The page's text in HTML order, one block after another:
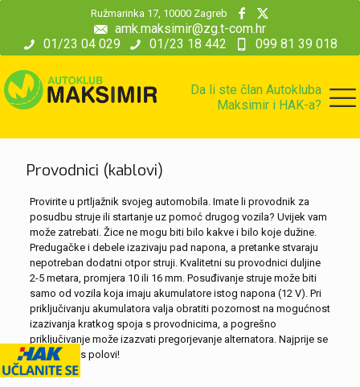
01/23 04 029 01/23 18 442 099 81 39 018
amk.maksimir@zg.t-com.hr
Ružmarinka 17, 10000 Zagreb
Da li ste član Autokluba
Maksimir i HAK-a?
Provodnici (kablovi)
Provirite u prtljažnik svojeg automobila. Imate li provodnik za
posudbu struje ili startanje uz pomoć drugog vozila? Uvijek vam
može zatrebati. Žice ne mogu biti bilo kakve i bilo koje dužine.
Predugačke i debele izazivaju pad napona, a pretanke stvaraju
nepotreban dodatni otpor struji. Kvalitetni su provodnici duljine
2-5 metara, promjera 10 ili 16 mm. Posuđivanje struje može biti
samo od vozila koja imaju akumulatore istog napona (12 V). Pri
priključivanju akumulatora valja obratiti pozornost na mogućnost
izazivanja kratkog spoja s provodnicima, a pogrešno
priključivanje može izazvati pregorjevanje alternatora. Najprije se
spajaju plus polovi!